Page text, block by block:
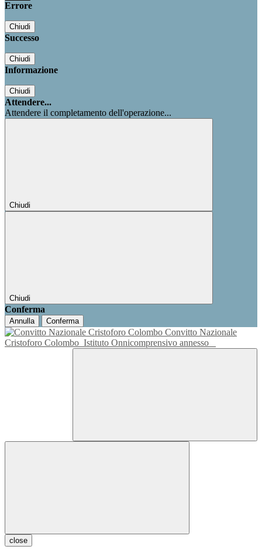
Errore
Chiudi
Successo
Chiudi
Informazione
Chiudi
Attendere...
Attendere il completamento dell'operazione...
Chiudi
Chiudi
Conferma
Annulla Conferma
Convitto Nazionale
Cristoforo Colombo Istituto Onnicomprensivo annesso
close